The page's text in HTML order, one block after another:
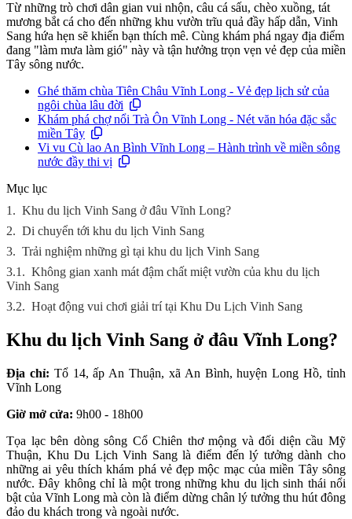
Từ những trò chơi dân gian vui nhộn, câu cá sấu, chèo xuồng, tát
mương bắt cá cho đến những khu vườn trĩu quả đầy hấp dẫn, Vinh
Sang hứa hẹn sẽ khiến bạn thích mê. Cùng khám phá ngay địa điểm
đang "làm mưa làm gió" này và tận hưởng trọn vẹn vẻ đẹp của miền
Tây sông nước.
Ghé thăm chùa Tiên Châu Vĩnh Long - Vẻ đẹp lịch sử của
ngôi chùa lâu đời
Khám phá chợ nổi Trà Ôn Vĩnh Long - Nét văn hóa đặc sắc
miền Tây
Vi vu Cù lao An Bình Vĩnh Long – Hành trình về miền sông
nước đầy thi vị
Mục lục
1. Khu du lịch Vinh Sang ở đâu Vĩnh Long?
2. Di chuyển tới khu du lịch Vinh Sang
3. Trải nghiệm những gì tại khu du lịch Vinh Sang
3.1. Không gian xanh mát đậm chất miệt vườn của khu du lịch
Vinh Sang
3.2. Hoạt động vui chơi giải trí tại Khu Du Lịch Vinh Sang
Khu du lịch Vinh Sang ở đâu Vĩnh Long?
Địa chỉ: Tổ 14, ấp An Thuận, xã An Bình, huyện Long Hồ, tỉnh
Vĩnh Long
Giờ mở cửa: 9h00 - 18h00
Tọa lạc bên dòng sông Cổ Chiên thơ mộng và đối diện cầu Mỹ
Thuận, Khu Du Lịch Vinh Sang là điểm đến lý tưởng dành cho
những ai yêu thích khám phá vẻ đẹp mộc mạc của miền Tây sông
nước. Đây không chỉ là một trong những khu du lịch sinh thái nổi
bật của Vĩnh Long mà còn là điểm dừng chân lý tưởng thu hút đông
đảo du khách trong và ngoài nước.